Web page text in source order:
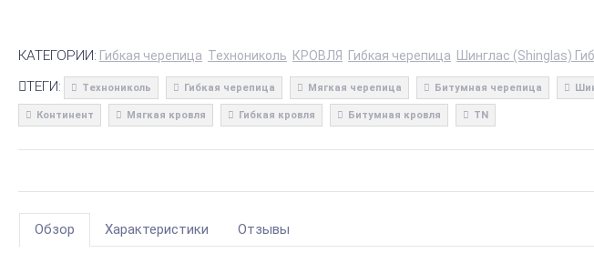
КАТЕГОРИИ: Гибкая черепица Технониколь КРОВЛЯ Гибкая черепица Шинглас (Shinglas)
ТЕГИ: Технониколь Гибкая черепица Мягкая черепица Битумная черепица
Континент Мягкая кровля Гибкая кровля Битумная кровля TN
Обзор Характеристики Отзывы